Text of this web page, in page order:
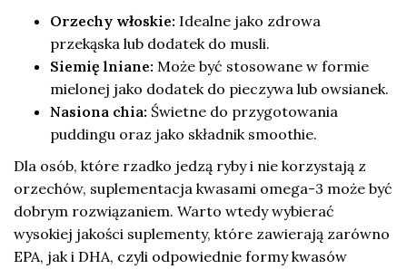
Orzechy włoskie: Idealne jako zdrowa
przekąska lub dodatek do musli.
Siemię lniane: Może być stosowane w formie
mielonej jako dodatek do pieczywa lub owsianek.
Nasiona chia: Świetne do przygotowania
puddingu oraz jako składnik smoothie.
Dla osób, które rzadko jedzą ryby i nie korzystają z
orzechów, suplementacja kwasami omega-3 może być
dobrym rozwiązaniem. Warto wtedy wybierać
wysokiej jakości suplementy, które zawierają zarówno
EPA, jak i DHA, czyli odpowiednie formy kwasów